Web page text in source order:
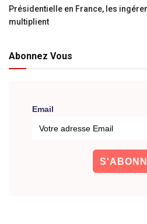
Présidentielle en France, les
multiplient
Abonnez Vous
Email